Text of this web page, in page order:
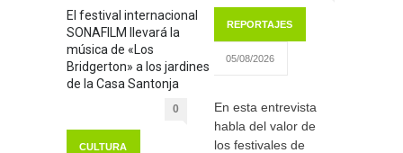
El festival internacional
SONAFILM llevará la
música de «Los
Bridgerton» a los jardines
de la Casa Santonja
0
CULTURA
REPORTAJES
05/08/2026
En esta entrevista
habla del valor de
los festivales de